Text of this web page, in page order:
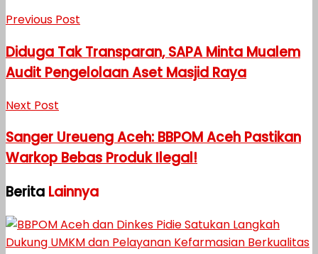
Previous Post
Diduga Tak Transparan, SAPA Minta Mualem
Audit Pengelolaan Aset Masjid Raya
Next Post
Sanger Ureueng Aceh: BBPOM Aceh Pastikan
Warkop Bebas Produk Ilegal!
Berita Lainnya